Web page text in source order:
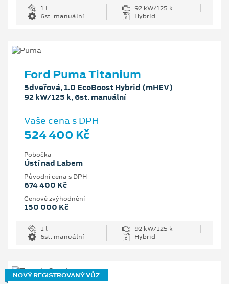
1 l
92 kW/125 k
6st. manuální
Hybrid
Ford Puma Titanium
5dveřová, 1.0 EcoBoost Hybrid (mHEV)
92 kW/125 k, 6st. manuální
Vaše cena s DPH
524 400 Kč
Pobočka
Ústí nad Labem
Původní cena s DPH
674 400 Kč
Cenové zvýhodnění
150 000 Kč
1 l
92 kW/125 k
6st. manuální
Hybrid
NOVÝ REGISTROVANÝ VŮZ